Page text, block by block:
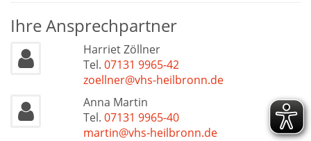
Ihre Ansprechpartner
Harriet Zöllner
Tel. 07131 9965-42
zoellner@vhs-heilbronn.de
Anna Martin
Tel. 07131 9965-40
martin@vhs-heilbronn.de